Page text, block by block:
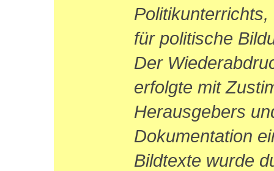
für politische
Der
erfolgte mit
Herausgebers
Dokumentation
Bildtexte wurde